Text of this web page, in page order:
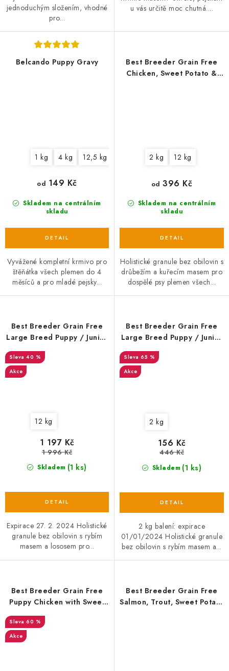
jednoduchým složením, vhodné
pro...
u vás určitě moc chutná....
Belcando Puppy Gravy
1 kg 4 kg 12,5 kg
Skladem na centrálním
skladu
od 149 Kč
Vyvážené kompletní krmivo pro
štěňátka všech plemen do 4
měsíců a pro mladé pejsky...
Best Breeder Grain Free
Chicken, Sweet Potato &
2 kg 12 kg
Skladem na centrálním
skladu
od 396 Kč
Holistické granule bez obilovin s
drůbežím a kuřecím masem pro
dospělé psy plemen všech...
Best Breeder Grain Free
Large Breed Puppy / Junior
Salmon with Sweet Potato &
Vegetables 12 kg EXP 27. 2.
40 %
Akce
12 kg
Skladem (1 ks)
1 197 Kč
1 996 Kč
Expirace 27. 2. 2024 Holistické
granule bez obilovin s rybím
masem a lososem pro...
Best Breeder Grain Free
Large Breed Puppy / Junior
Salmon with Sweet Potato &
Vegetables 2 kg EXP
65 %
Akce
2 kg
Skladem (1 ks)
156 Kč
446 Kč
2 kg balení: expirace
01/01/2024 Holistické granule
bez obilovin s rybím masem a...
Best Breeder Grain Free
Puppy Chicken with Sweet
60 %
Akce
Best Breeder Grain Free
Salmon, Trout, Sweet Potato